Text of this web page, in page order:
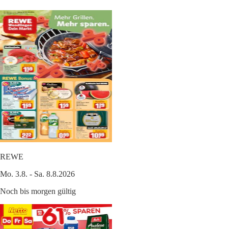
REWE
Mo. 3.8. - Sa. 8.8.2026
Noch bis morgen gültig